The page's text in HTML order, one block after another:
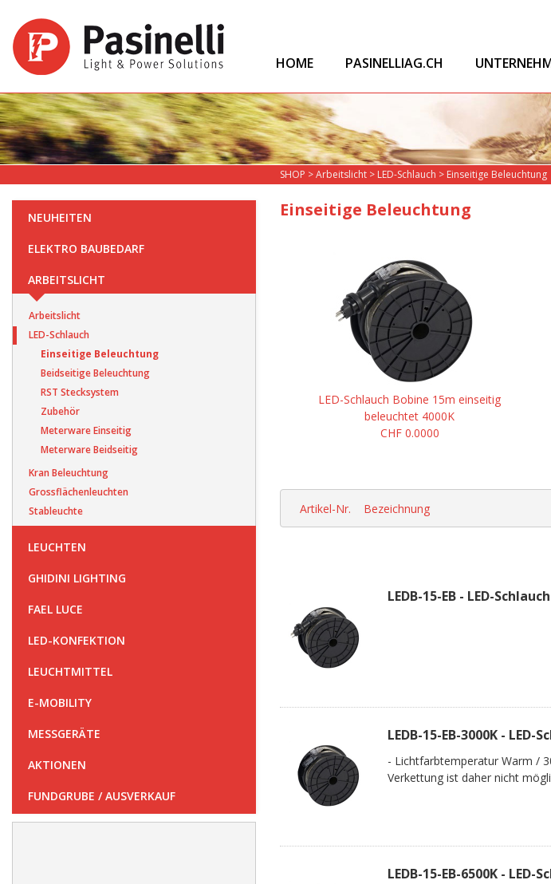
HOME PASINELLIAG.CH
NEUHEITEN
ELEKTRO BAUBEDARF
ARBEITSLICHT
Arbeitslicht
LED-Schlauch
Einseitige Beleuchtung
Beidseitige Beleuchtung
RST Stecksystem
Zubehör
Meterware Einseitig
Meterware Beidseitig
Kran Beleuchtung
Grossflächenleuchten
Stableuchte
LEUCHTEN
GHIDINI LIGHTING
FAEL LUCE
LED-KONFEKTION
LEUCHTMITTEL
E-MOBILITY
MESSGERÄTE
AKTIONEN
FUNDGRUBE / AUSVERKAUF
SHOP >Arbeitslicht > LED-Schlauch > Einseitige Beleuchtung
Einseitige Beleuchtung
LED-Schlauch Bobine 15m einseitig
beleuchtet 4000K
CHF 0.0000
Artikel-Nr. Bezeichnung
LEDB-15-EB - LED-
LEDB-15-EB-3000K -
- Lichtfarbtemperatur Warm /
Verkettung ist daher nicht
LEDB-15-EB-6500K -